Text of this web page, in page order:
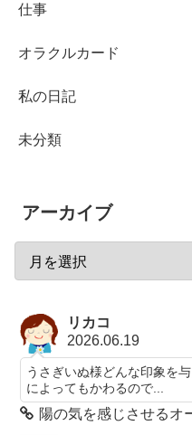
仕事
オラクルカード
私の日記
未分類
アーカイブ
リカコ
2026.06.19
うさぎいぬ様どんな印象を
によってもかわるので...
陽の気を感じさせるオ